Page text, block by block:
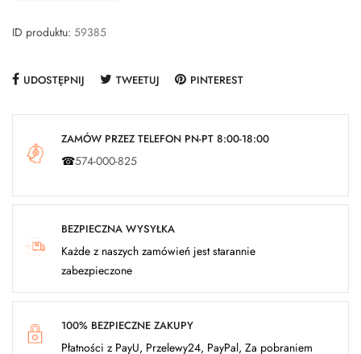
ID produktu: 59385
UDOSTĘPNIJ TWEETUJ PINTEREST
ZAMÓW PRZEZ TELEFON PN-PT 8:00-18:00
☎574-000-825
BEZPIECZNA WYSYŁKA
Każde z naszych zamówień jest starannie
zabezpieczone
100% BEZPIECZNE ZAKUPY
Płatności z PayU, Przelewy24, PayPal, Za pobraniem